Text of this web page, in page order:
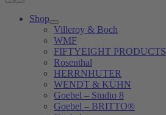
Toggle
Navigation
Shop
Villeroy & Boch
WMF
FIFTYEIGHT PRODUCTS
Rosenthal
HERRNHUTER
WENDT & KÜHN
Goebel – Studio 8
Goebel – BRITTO®